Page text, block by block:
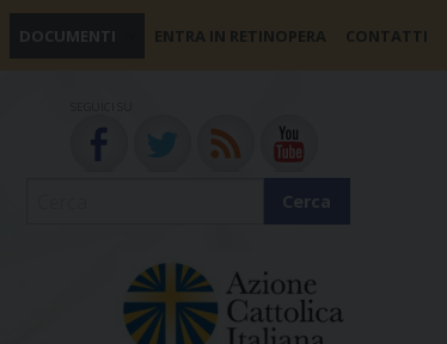
DOCUMENTI ENTRA IN RETINOPERA CONTATTI
Cerca